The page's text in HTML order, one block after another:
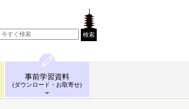
検索
事前学習資料
(ダウンロード ・お取寄せ)